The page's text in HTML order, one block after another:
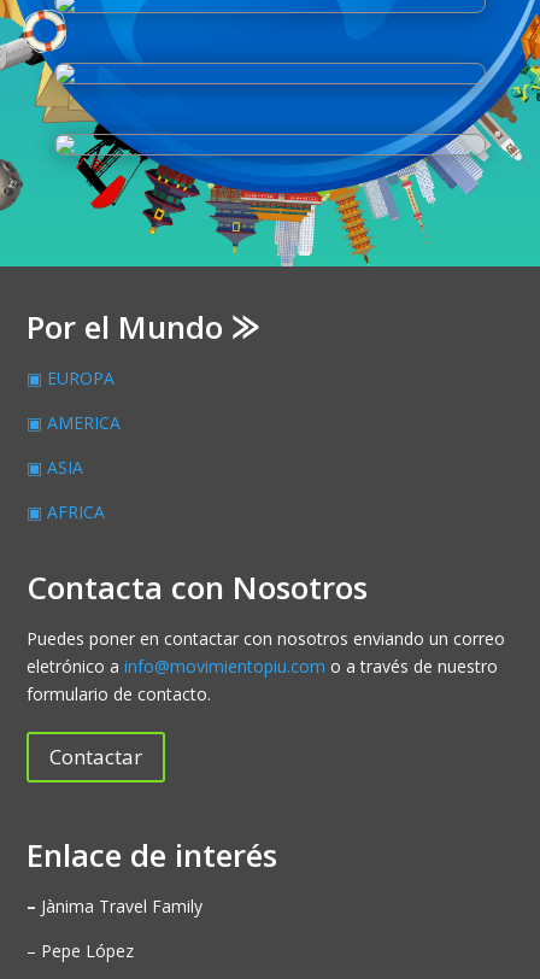
Por el Mundo ⨠
▣ EUROPA
▣ AMERICA
▣ ASIA
▣ AFRICA
Contacta con Nosotros
Puedes poner en contactar con nosotros enviando un correo
eletrónico ainfo@movimientopiu.com o a través de nuestro
formulario de contacto.
Contactar
Enlace de interés
– Jànima Travel Family
– Pepe López